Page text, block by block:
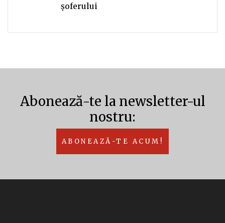
șoferului
Abonează-te la newsletter-ul
nostru:
ABONEAZĂ-TE ACUM!